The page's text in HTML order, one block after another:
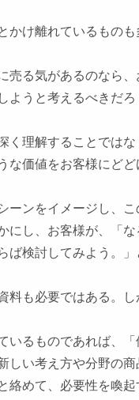
かけ離れているものも
売る気があるのなら、
ようと考えるべきだろ
く理解することではな
な価値をお客様にどど
ーンをイメージし、こ
にし、お客様が、「な
ば検討してみよう。」
料も必要ではある。し
いるものであれば、「
しい考え方や分野の商
絡めて、必要性を喚起